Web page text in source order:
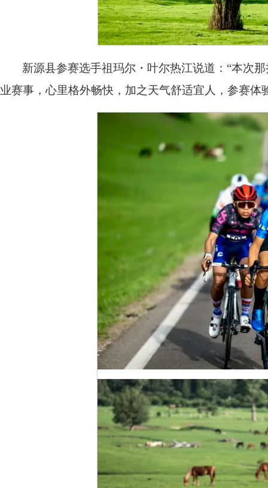
新源县参赛选手祖玛尔・叶尔热江说道：“本次
业赛事，心里格外畅快，加之天气舒适宜人，参赛